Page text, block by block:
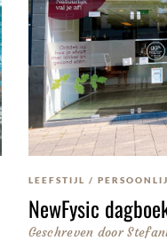
LEEFSTIJL /
NewFysic
Geschreven door